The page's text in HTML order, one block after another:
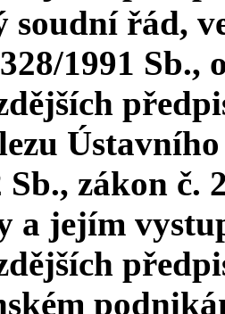
soudní řád,
1991
Sb., zákon č.
a jejím